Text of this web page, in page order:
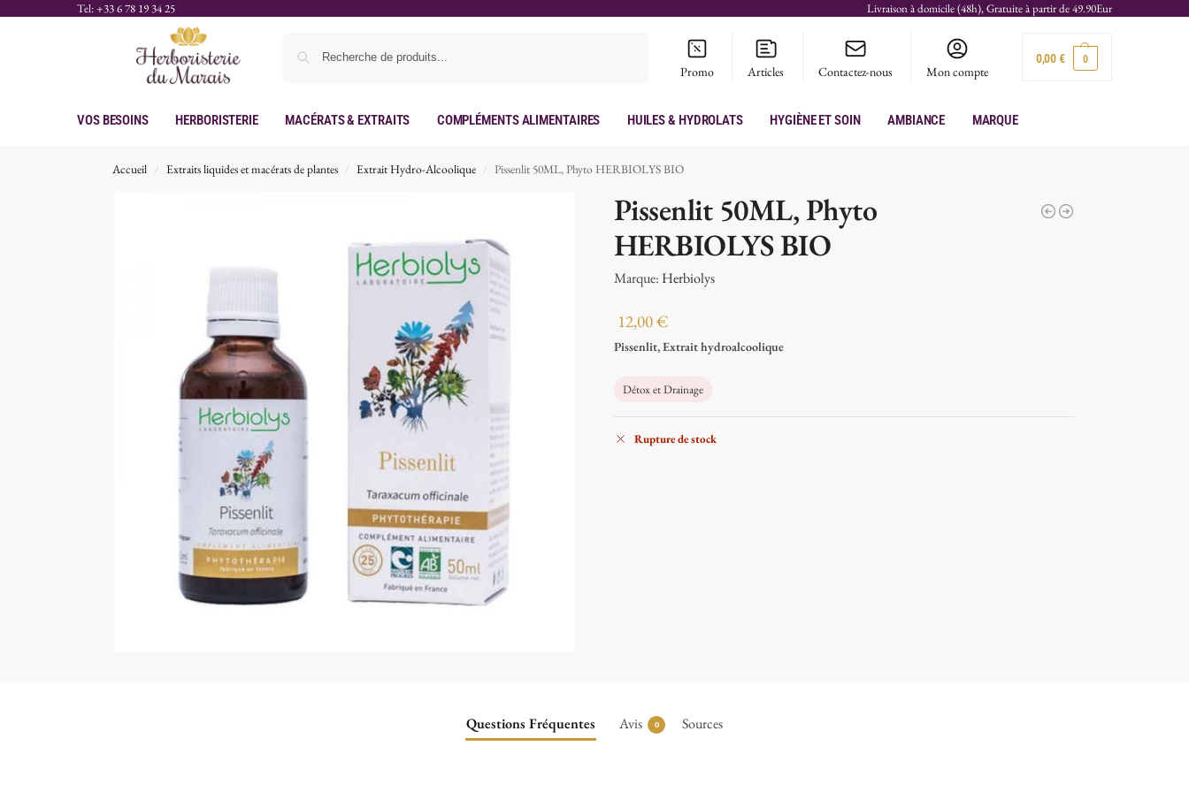
Tel: +33 6 78 19 34 25 Livraison à domicile (48h), Gratuite à partir de 49.90Eur
Promo Articles Contactez-nous Mon compte
0,00€ 0
Vos Besoins Herboristerie Macérats & Extraits Compléments Alimentaires Huiles & hydrolats Hygiène et soin Ambiance Marque
Accueil / Extraits liquides et macérats de plantes / Extrait Hydro-Alcoolique / Pissenlit 50ML, Phyto HERBIOLYS BIO
Pissenlit 50ML, Phyto
HERBIOLYS BIO
Marque: Herbiolys
12,00€
Pissenlit, Extrait hydroalcoolique
Détox et Drainage
Rupture de stock
Questions Fréquentes Avis 0 Sources